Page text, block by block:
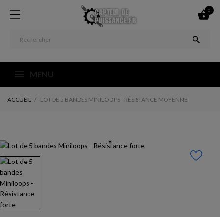

0

MENU
ACCUEIL LOT DE 5 BANDES MINILOOPS - RÉSISTANCE MOYENNE